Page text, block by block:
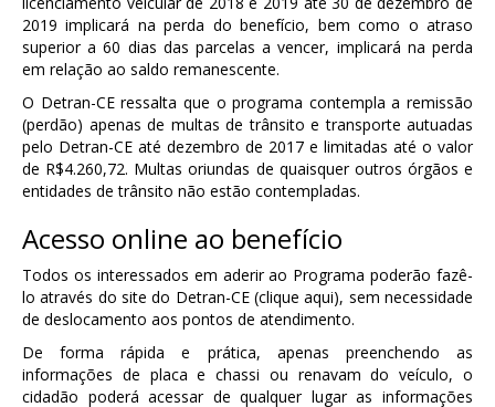
2019 implicará na perda do benefício, bem como o atraso
superior a 60 dias das parcelas a vencer, implicará na perda
em relação ao saldo remanescente.
O Detran-CE ressalta que o programa contempla a remissão
(perdão) apenas de multas de trânsito e transporte autuadas
pelo Detran-CE até dezembro de 2017 e limitadas até o valor
de R$4.260,72. Multas oriundas de quaisquer outros órgãos e
entidades de trânsito não estão contempladas.
Acesso online ao benefício
Todos os interessados em aderir ao Programa poderão fazê-
lo através do site do Detran-CE (clique aqui), sem necessidade
de deslocamento aos pontos de atendimento.
De forma rápida e prática, apenas preenchendo as
informações de placa e chassi ou renavam do veículo, o
cidadão poderá acessar de qualquer lugar as informações